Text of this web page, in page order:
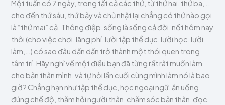
Một tuần có 7 ngày, trong tất cả các thứ, từ thứ hai, thứ ba, ..
cho đến thứ sáu, thứ bảy và chủ nhật lại chẳng có thứ nào gọi
là “thứ mai” cả. Thông điệp, sống là sống cả đời, nốt hôm nay
thôi (cho việc chơi, lãng phí, lười tập thể dục, lười học, lười
làm,…) có sao đâu dần dần trở thành một thói quen trong
tâm trí. Hãy nghĩ về một điều bạn đã từng rất rât muốn làm
cho bản thân mình, và tự hỏi lần cuối cùng mình làm nó là bao
giờ? Chẳng hạn như tập thể dục, học ngoại ngữ, ăn uống
đúng chế độ, thăm hỏi người thân, chăm sóc bản thân, đọc